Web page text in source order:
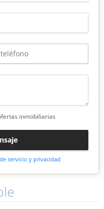
inmobiliarias
servicio y privacidad